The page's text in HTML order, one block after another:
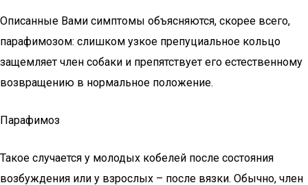
Описанные Вами симптомы объясняются, скорее всего,
парафимозом: слишком узкое препуциальное кольцо
защемляет член собаки и препятствует его естественному
возвращению в нормальное положение.
Парафимоз
Такое случается у молодых кобелей после состояния
возбуждения или у взрослых – после вязки. Обычно, член